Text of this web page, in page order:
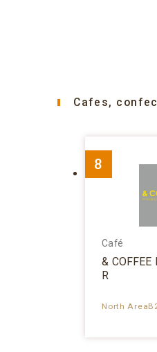
Cafes,
8
Café
& COFFEE
R
North